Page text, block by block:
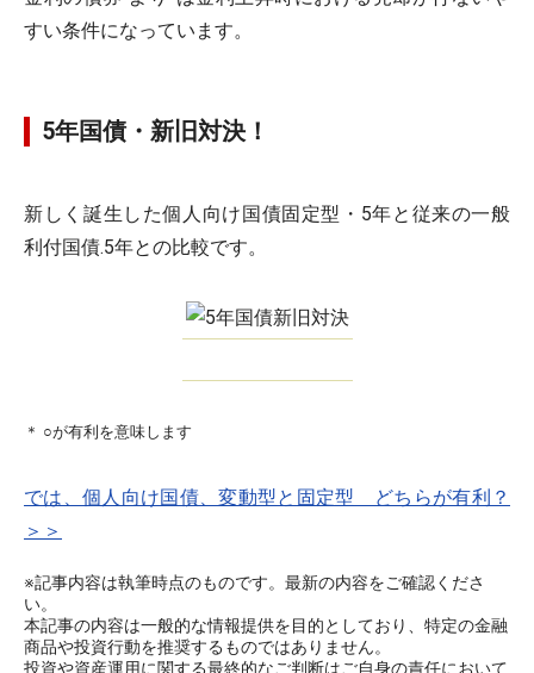
すい条件になっています。
5年国債・新旧対決！
新しく誕生した個人向け国債固定型・5年と従来の一般
利付国債.5年との比較です。
＊ ○が有利を意味します
では、個人向け国債、変動型と固定型 どちらが有利？
＞＞
※記事内容は執筆時点のものです。最新の内容をご確認くださ
い。
本記事の内容は一般的な情報提供を目的としており、特定の金融
商品や投資行動を推奨するものではありません。
投資や資産運用に関する最終的なご判断はご自身の責任において